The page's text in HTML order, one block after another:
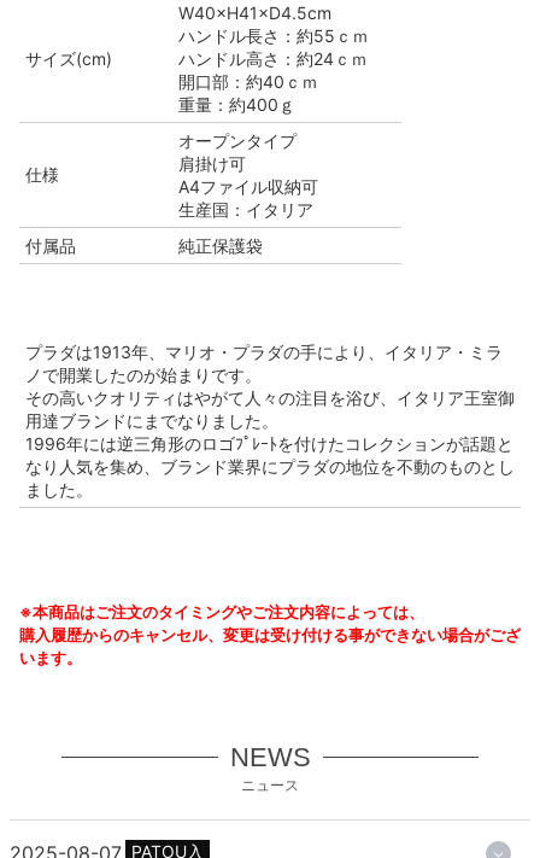
サイズ(cm)
W40×H41×D4.5cm
ハンドル長さ：約55ｃｍ
ハンドル高さ：約24ｃｍ
開口部：約40ｃｍ
重量：約400ｇ
仕様
オープンタイプ
肩掛け可
A4ファイル収納可
生産国：イタリア
付属品
純正保護袋
プラダは1913年、マリオ・プラダの手により、イタリア・ミラ
ノで開業したのが始まりです。
その高いクオリティはやがて人々の注目を浴び、イタリア王室御
用達ブランドにまでなりました。
1996年には逆三角形のロゴﾌﾟﾚｰﾄを付けたコレクションが話題と
なり人気を集め、ブランド業界にプラダの地位を不動のものとし
ました。
※本商品はご注文のタイミングやご注文内容によっては、
購入履歴からのキャンセル、変更は受け付ける事ができない場合がござ
います。
NEWS
ニュース
2025-08-07 PATOU入